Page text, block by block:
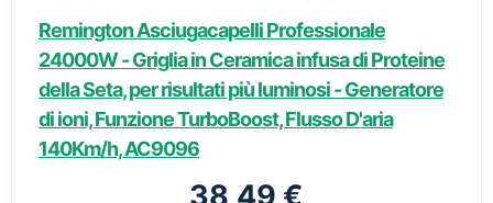
Remington Asciugacapelli Professionale
24000W - Griglia in Ceramica infusa di Proteine
della Seta, per risultati più luminosi - Generatore
di ioni, Funzione TurboBoost, Flusso D'aria
140Km/h, AC9096
38,49 €